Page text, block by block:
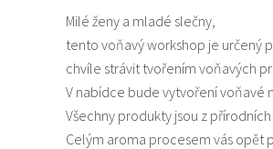
Milé ženy a mladé slečny,
tento voňavý workshop je určený
chvíle strávit tvořením voňavých
V nabídce bude vytvoření voňavé
Všechny produkty jsou z
Celým aroma procesem vás opět